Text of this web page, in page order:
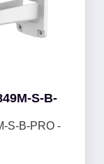
S-B-
S-B-PRO -